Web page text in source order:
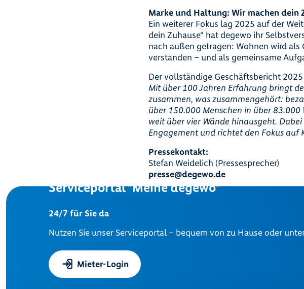
Marke und Haltung: Wir machen dein
Ein weiterer Fokus lag 2025 auf der
dein Zuhause“ hat degewo ihr
nach außen getragen: Wohnen wird
verstanden – und als gemeinsame
Der vollständige Geschäftsbericht
Mit über 100 Jahren Erfahrung bringt
zusammen, was zusammengehört:
über 150.000 Menschen in über
weit über vier Wände hinausgeht.
Engagement und richtet den Fokus
Pressekontakt:
Stefan Weidelich (Pressesprecher)
presse@degewo.de
Serviceportal "Meine degewo"
24/7 für Sie da
Nutzen Sie unser Serviceportal – bequem von zu Hause oder
Mieter-Login